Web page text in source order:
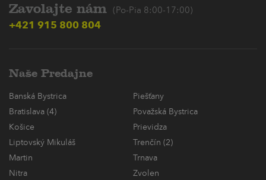
Zavolajte nám (Po-Pia 8:00-17:00)
+421 915 800 804
Naše Predajne
Banská Bystrica
Piešťany
Bratislava (4)
Považská Bystrica
Košice
Prievidza
Liptovský Mikuláš
Trenčín (2)
Martin
Trnava
Nitra
Zvolen